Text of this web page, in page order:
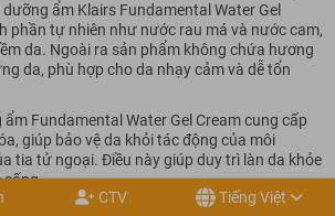
ẩm Klairs Fundamental Water Gel
phần tự nhiên như nước rau má và nước cam,
da. Ngoài ra sản phẩm không chứa hương
da, phù hợp cho da nhạy cảm và dễ tổn
Fundamental Water Gel Cream cung cấp
giúp bảo vệ da khỏi tác động của môi
tia tử ngoại. Điều này giúp duy trì làn da khỏe
sống.
CTV Tiếng Việt